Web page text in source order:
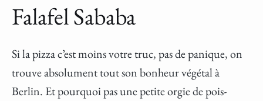
Falafel Sababa
Si la pizza c’est moins votre truc, pas de panique, on
trouve absolument tout son bonheur végétal à
Berlin. Et pourquoi pas une petite orgie de pois-